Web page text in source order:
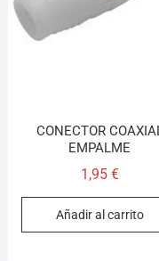
CONECTOR
EMPALME
1,95 €
Añadir al carrito